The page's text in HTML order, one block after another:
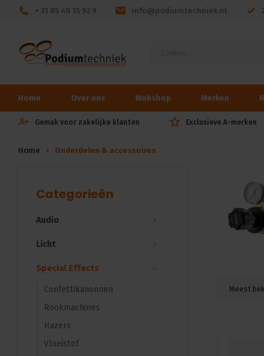
+ 31 85 40 15 92 9 info@podiumtechniek.nl
Home Over ons Webshop Merken
Gemak voor zakelijke klanten Exclusieve A-merken
Home Onderdelen & accessoires
Categorieën
Audio
Licht
Special Effects
Confettikanonnen
Rookmachines
Hazers
Vloeistof
Meest